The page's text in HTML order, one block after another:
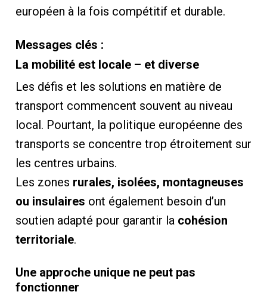
européen à la fois compétitif et durable.
Messages clés :
La mobilité est locale – et diverse
Les défis et les solutions en matière de
transport commencent souvent au niveau
local. Pourtant, la politique européenne des
transports se concentre trop étroitement sur
les centres urbains.
Les zones rurales, isolées, montagneuses
ou insulaires ont également besoin d’un
soutien adapté pour garantir la cohésion
territoriale.
Une approche unique ne peut pas
fonctionner